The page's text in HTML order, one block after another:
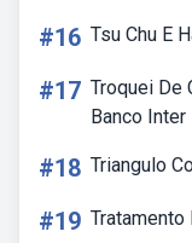
#16 Tsu Chu E
#17 Troquei De
Banco Inter
#18 Triangulo
#19 Tratamento